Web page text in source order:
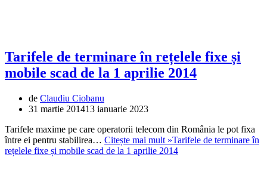
Tarifele de terminare în rețelele fixe și
mobile scad de la 1 aprilie 2014
de Claudiu Ciobanu
31 martie 201413 ianuarie 2023
Tarifele maxime pe care operatorii telecom din România le pot fixa
între ei pentru stabilirea… Citește mai mult »Tarifele de terminare în
rețelele fixe și mobile scad de la 1 aprilie 2014